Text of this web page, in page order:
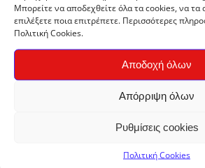
Μπορείτε να αποδεχθείτε όλα τα cookies, να τα
επιλέξετε ποια επιτρέπετε. Περισσότερες
Πολιτική Cookies.
Αποδοχή όλων
Απόρριψη όλων
Ρυθμίσεις cookies
Πολιτική Cookies
Chatney Ντομάτας
4,20
Αγροοικολογικής